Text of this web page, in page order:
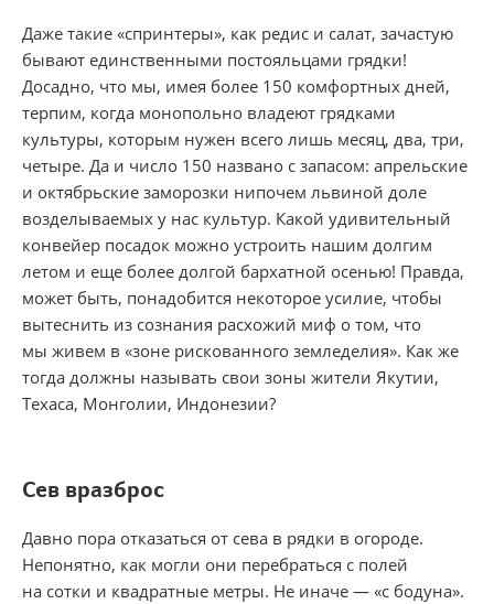
Даже такие «спринтеры», как редис и салат, зачастую
бывают единственными постояльцами грядки!
Досадно, что мы, имея более 150 комфортных дней,
терпим, когда монопольно владеют грядками
культуры, которым нужен всего лишь месяц, два, три,
четыре. Да и число 150 названо с запасом: апрельские
и октябрьские заморозки нипочем львиной доле
возделываемых у нас культур. Какой удивительный
конвейер посадок можно устроить нашим долгим
летом и еще более долгой бархатной осенью! Правда,
может быть, понадобится некоторое усилие, чтобы
вытеснить из сознания расхожий миф о том, что
мы живем в «зоне рискованного земледелия». Как же
тогда должны называть свои зоны жители Якутии,
Техаса, Монголии, Индонезии?
Сев вразброс
Давно пора отказаться от сева в рядки в огороде.
Непонятно, как могли они перебраться с полей
на сотки и квадратные метры. Не иначе — «с бодуна».